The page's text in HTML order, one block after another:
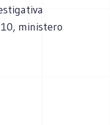
ministero